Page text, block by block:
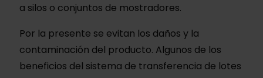
a silos o conjuntos de mostradores.
Por la presente se evitan los daños y la
contaminación del producto. Algunos de los
beneficios del sistema de transferencia de lotes